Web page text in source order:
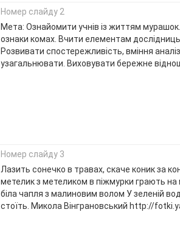
Номер слайду 2
Мета: Ознайомити учнів із життям
ознаки комах. Вчити елементам
Розвивати спостережливість, вміння
узагальнювати. Виховувати бережне
Номер слайду 3
Лазить сонечко в травах, скаче коник за
метелик з метеликом в піжмурки грають
біла чапля з малиновим волом У зеленій
стоїть. Микола Вінграновський http://